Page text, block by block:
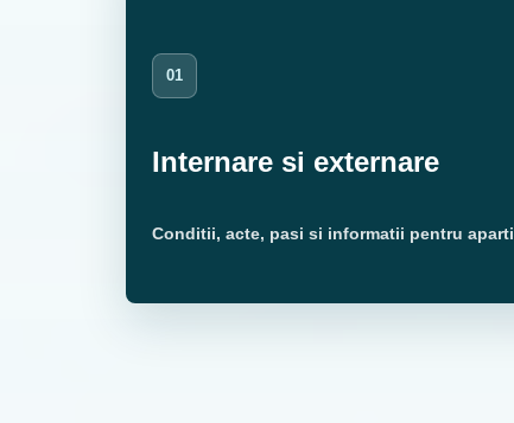
01
Internare si externare
Conditii, acte, pasi si informatii pentru